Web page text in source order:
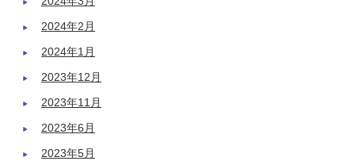
2024年2月
2024年1月
2023年12月
2023年11月
2023年6月
2023年5月